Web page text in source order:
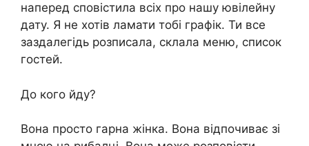
наперед сповістила всіх про нашу ювілейну
дату. Я не хотів ламати тобі графік. Ти все
заздалегідь розписала, склала меню, список
гостей.
До кого йду?
Вона просто гарна жінка. Вона відпочиває зі